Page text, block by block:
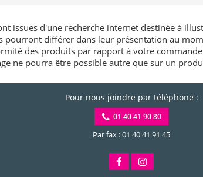
issues d'une recherche internet destinée à
pourront différer dans leur présentation au
des produits par rapport à votre
ne pourra être possible autre que sur un
Pour nous joindre par téléphone :
01 40 41 90 80
Par fax : 01 40 41 91 45